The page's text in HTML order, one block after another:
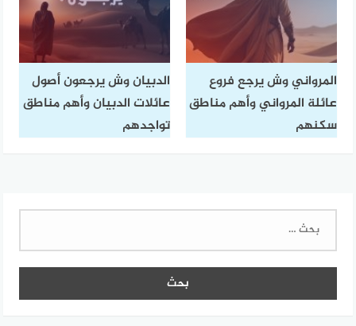
المرواني وش يرجع فروع
عائلة المرواني وأهم مناطق
سكنهم
الدبيان وش يرجعون أصول
عائلات الدبيان وأهم مناطق
تواجدهم
البحث